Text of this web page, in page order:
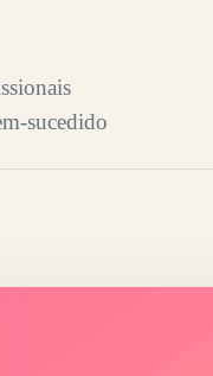
sucedido